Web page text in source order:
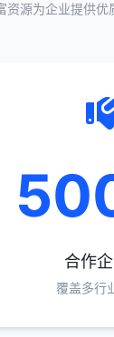
资源为企业提供优
合作
覆盖多行